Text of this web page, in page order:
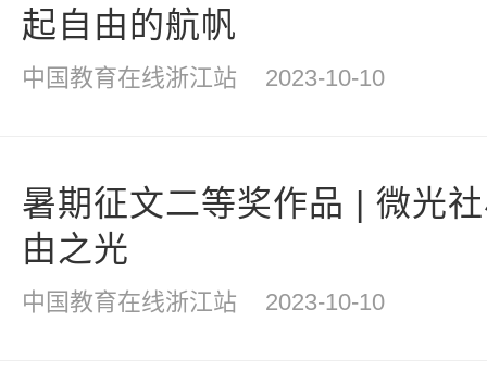
起自由的航帆
中国教育在线浙江站 2023-10-10
暑期征文二等奖作品 | 微光
由之光
中国教育在线浙江站 2023-10-10